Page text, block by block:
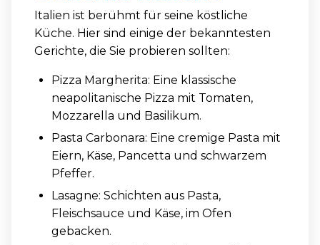
Italien ist berühmt für seine köstliche
Küche. Hier sind einige der bekanntesten
Gerichte, die Sie probieren sollten:
Pizza Margherita: Eine klassische
neapolitanische Pizza mit Tomaten,
Mozzarella und Basilikum.
Pasta Carbonara: Eine cremige Pasta mit
Eiern, Käse, Pancetta und schwarzem
Pfeffer.
Lasagne: Schichten aus Pasta,
Fleischsauce und Käse, im Ofen
gebacken.